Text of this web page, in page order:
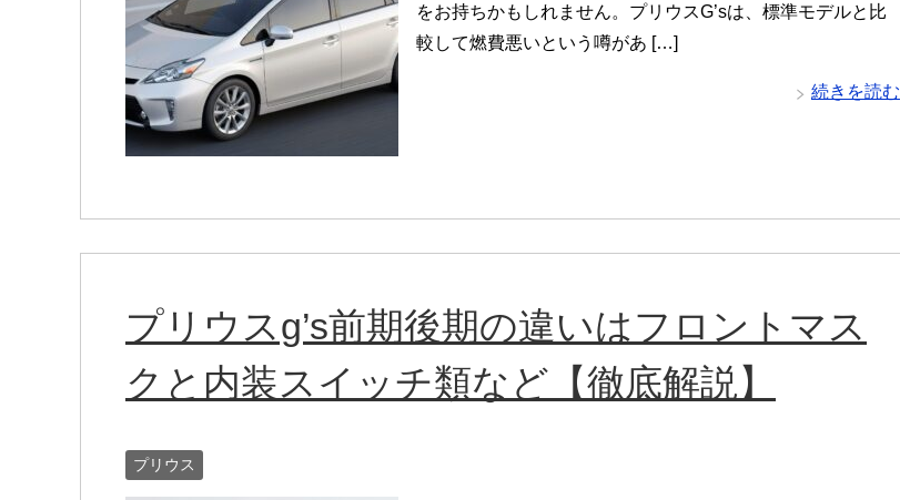
をお持ちかもしれません。プリウスG’sは、標準モデルと比
較して燃費悪いという噂があ […]
続きを読む
プリウスg’s前期後期の違いはフロントマス
クと内装スイッチ類など【徹底解説】
プリウス